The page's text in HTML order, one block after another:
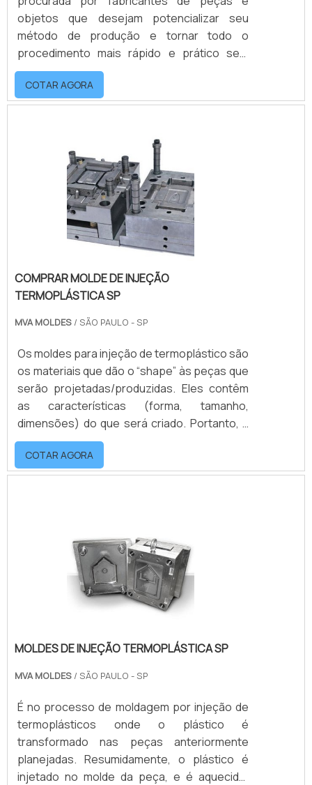
objetos que desejam potencializar seu
método de produção e tornar todo o
procedimento mais rápido e prático sem
perder a qualidade. Por serem itens muito
versáteis estes moldes e matrizes podem
estar presentes nas mais diferentes áreas
produto tem forte atuação principalmente no
segmento automobilístico. Uma boa
empresa de fabricação de moldes e matrizes
pode confeccioná-los nos ma.
COTAR AGORA
COMPRAR MOLDE DE INJEÇÃO
TERMOPLÁSTICA SP
MVA MOLDES / SÃO PAULO - SP
Os moldes para injeção de termoplástico são
os materiais que dão o “shape” às peças que
serão projetadas/produzidas. Eles contêm
as características (forma, tamanho,
dimensões) do que será criado. Portanto, a
qualidade da peça final depende muito da
qualidade de seu molde. Sendo assim,
comprar molde de injeção termoplástica SP é
tendo a sua estrutura básica formada por c.
COTAR AGORA
MOLDES DE INJEÇÃO TERMOPLÁSTICA SP
MVA MOLDES / SÃO PAULO - SP
É no processo de moldagem por injeção de
termoplásticos onde o plástico é
transformado nas peças anteriormente
planejadas. Resumidamente, o plástico é
injetado no molde da peça, e é aquecido.